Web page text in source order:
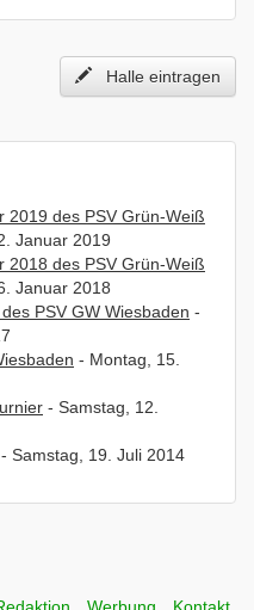
Halle eintragen
2019 des PSV Grün-Weiß
Januar 2019
2018 des PSV Grün-Weiß
Januar 2018
PSV GW Wiesbaden -
- Montag, 15.
- Samstag, 12.
- Samstag, 19. Juli 2014